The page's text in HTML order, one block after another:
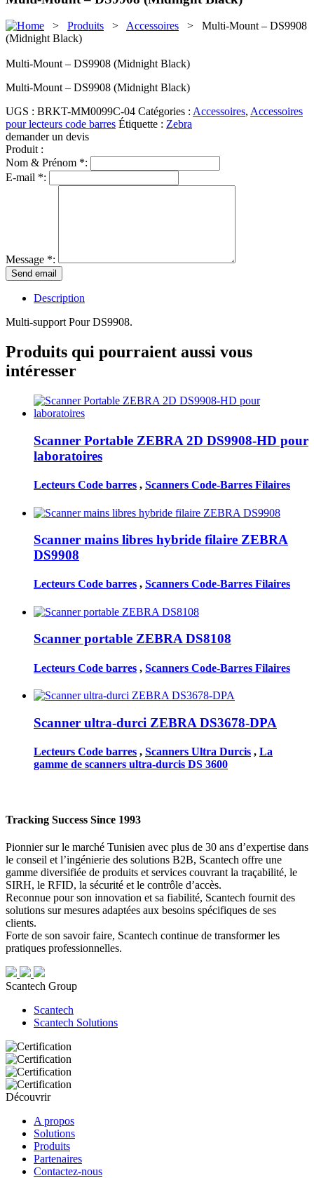
> Produits > Accessoires > Multi-Mount – DS9908
(Midnight Black)
Multi-Mount – DS9908 (Midnight Black)
Multi-Mount – DS9908 (Midnight Black)
UGS : BRKT-MM0099C-04 Catégories : Accessoires, Accessoires
pour lecteurs code barres Étiquette : Zebra
demander un devis
Produit :
Nom & Prénom *:
E-mail *:
Message *:
Description
Multi-support Pour DS9908.
Produits qui pourraient aussi vous
intéresser
Scanner Portable ZEBRA 2D DS9908-HD pour
laboratoires
Lecteurs Code barres , Scanners Code-Barres Filaires
Scanner mains libres hybride filaire ZEBRA
DS9908
Lecteurs Code barres , Scanners Code-Barres Filaires
Scanner portable ZEBRA DS8108
Lecteurs Code barres , Scanners Code-Barres Filaires
Scanner ultra-durci ZEBRA DS3678-DPA
Lecteurs Code barres , Scanners Ultra Durcis , La
gamme de scanners ultra-durcis DS 3600
Tracking Success Since 1993
Pionnier sur le marché Tunisien avec plus de 30 ans d’expertise dans
le conseil et l’ingénierie des solutions B2B, Scantech offre une
gamme diversifiée de produits et services couvrant la traçabilité, le
SIRH, le RFID, la sécurité et le contrôle d’accès.
Reconnue pour son innovation et sa fiabilité, Scantech fournit des
solutions sur mesures adaptées aux besoins spécifiques de ses
clients.
Forte de son savoir faire, Scantech continue de transformer les
pratiques professionnelles.
Scantech Group
Scantech
Scantech Solutions
Découvrir
A propos
Solutions
Produits
Partenaires
Contactez-nous